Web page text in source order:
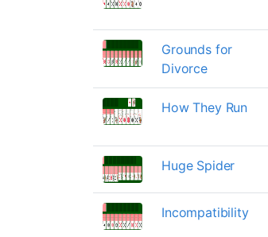
Grounds for
Divorce
How They Run
Huge Spider
Incompatibility